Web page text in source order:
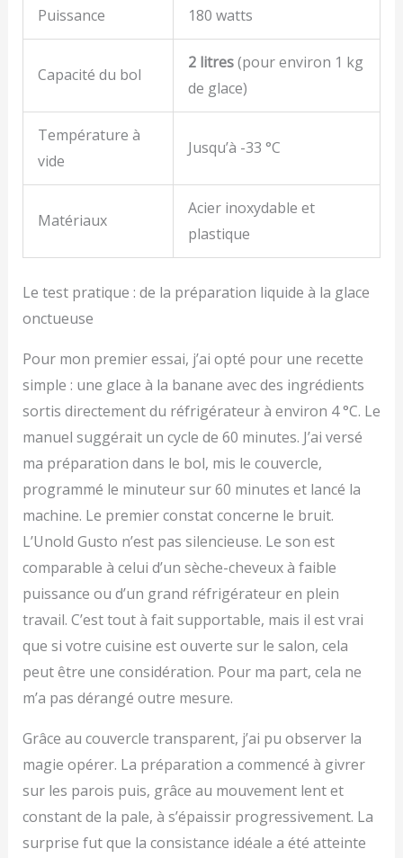
Puissance 180 watts
Capacité du bol
2 litres(pour environ 1 kg
de glace)
Température à
vide
Jusqu’à -33 °C
Matériaux
Acier inoxydable et
plastique
Le test pratique : de la préparation liquide à la glace
onctueuse
Pour mon premier essai, j’ai opté pour une recette
simple : une glace à la banane avec des ingrédients
sortis directement du réfrigérateur à environ 4 °C. Le
manuel suggérait un cycle de 60 minutes. J’ai versé
ma préparation dans le bol, mis le couvercle,
programmé le minuteur sur 60 minutes et lancé la
machine. Le premier constat concerne le bruit.
L’Unold Gusto n’est pas silencieuse. Le son est
comparable à celui d’un sèche-cheveux à faible
puissance ou d’un grand réfrigérateur en plein
travail. C’est tout à fait supportable, mais il est vrai
que si votre cuisine est ouverte sur le salon, cela
peut être une considération. Pour ma part, cela ne
m’a pas dérangé outre mesure.
Grâce au couvercle transparent, j’ai pu observer la
magie opérer. La préparation a commencé à givrer
sur les parois puis, grâce au mouvement lent et
constant de la pale, à s’épaissir progressivement. La
surprise fut que la consistance idéale a été atteinte